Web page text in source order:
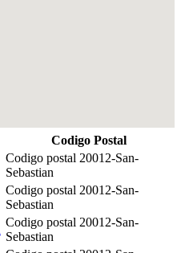
Codigo Postal
Codigo postal 20012-San-
Sebastian
Codigo postal 20012-San-
Sebastian
Codigo postal 20012-San-
Sebastian